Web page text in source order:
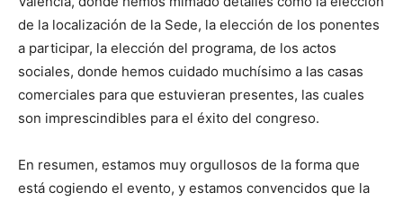
de la localización de la Sede, la elección de los ponentes
a participar, la elección del programa, de los actos
sociales, donde hemos cuidado muchísimo a las casas
comerciales para que estuvieran presentes, las cuales
son imprescindibles para el éxito del congreso.
En resumen, estamos muy orgullosos de la forma que
está cogiendo el evento, y estamos convencidos que la